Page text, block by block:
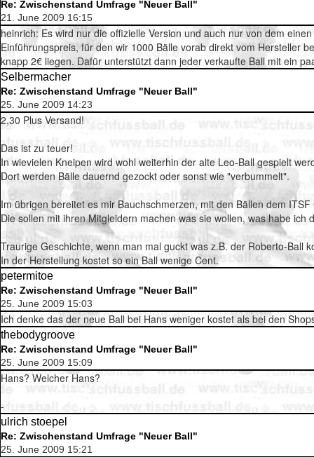
Re: Zwischenstand Umfrage "Neuer Ball"
21. June 2009 16:15
heinrich: Es wird nur die offizielle Version und auch nur von dem
Einführungspreis, für den wir 1000 Bälle vorab direkt vom Hersteller
knapp 2€ liegen. Dafür unterstützt dann jeder verkaufte Ball mit ein
Selbermacher
Re: Zwischenstand Umfrage "Neuer Ball"
25. June 2009 14:23
2,30 Plus Versand!
Das ist zu teuer!
In wievielen Kneipen wird wohl weiterhin der alte Leo-Ball gespielt
Dort werden Bälle dauernd gezockt oder sonst wie "verbummelt".
Im übrigen bereitet es mir Bauchschmerzen, mit den Bällen dem
Die sollen mit ihren Mitgleidern machen was sie wollen, was habe ich
Traurige Geschichte, wenn man mal guckt was z.B. der Roberto-Ball
In der Herstellung kostet so ein Ball wenige Cent.
petermitoe
Re: Zwischenstand Umfrage "Neuer Ball"
25. June 2009 15:03
Ich denke das der neue Ball bei Hans weniger kostet als bei den
thebodygroove
Re: Zwischenstand Umfrage "Neuer Ball"
25. June 2009 15:09
Hans? Welcher Hans?
-
ulrich stoepel
Re: Zwischenstand Umfrage "Neuer Ball"
25. June 2009 15:21